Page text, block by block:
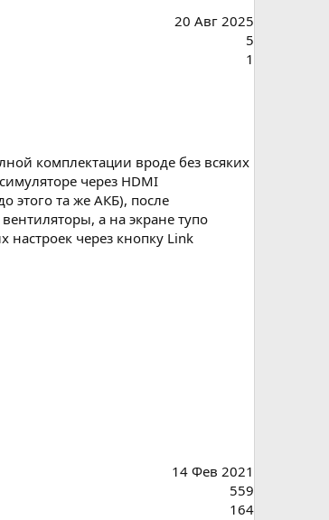
20 Авг 2025
5
1
комплектации вроде без всяких
через HDMI
этого та же АКБ), после
а на экране тупо
через кнопку Link
14 Фев 2021
559
164